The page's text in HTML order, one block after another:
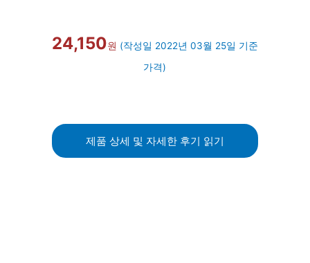
24,150원 (작성일 2022년 03월 25일 기준
가격)
제품 상세 및 자세한 후기 읽기